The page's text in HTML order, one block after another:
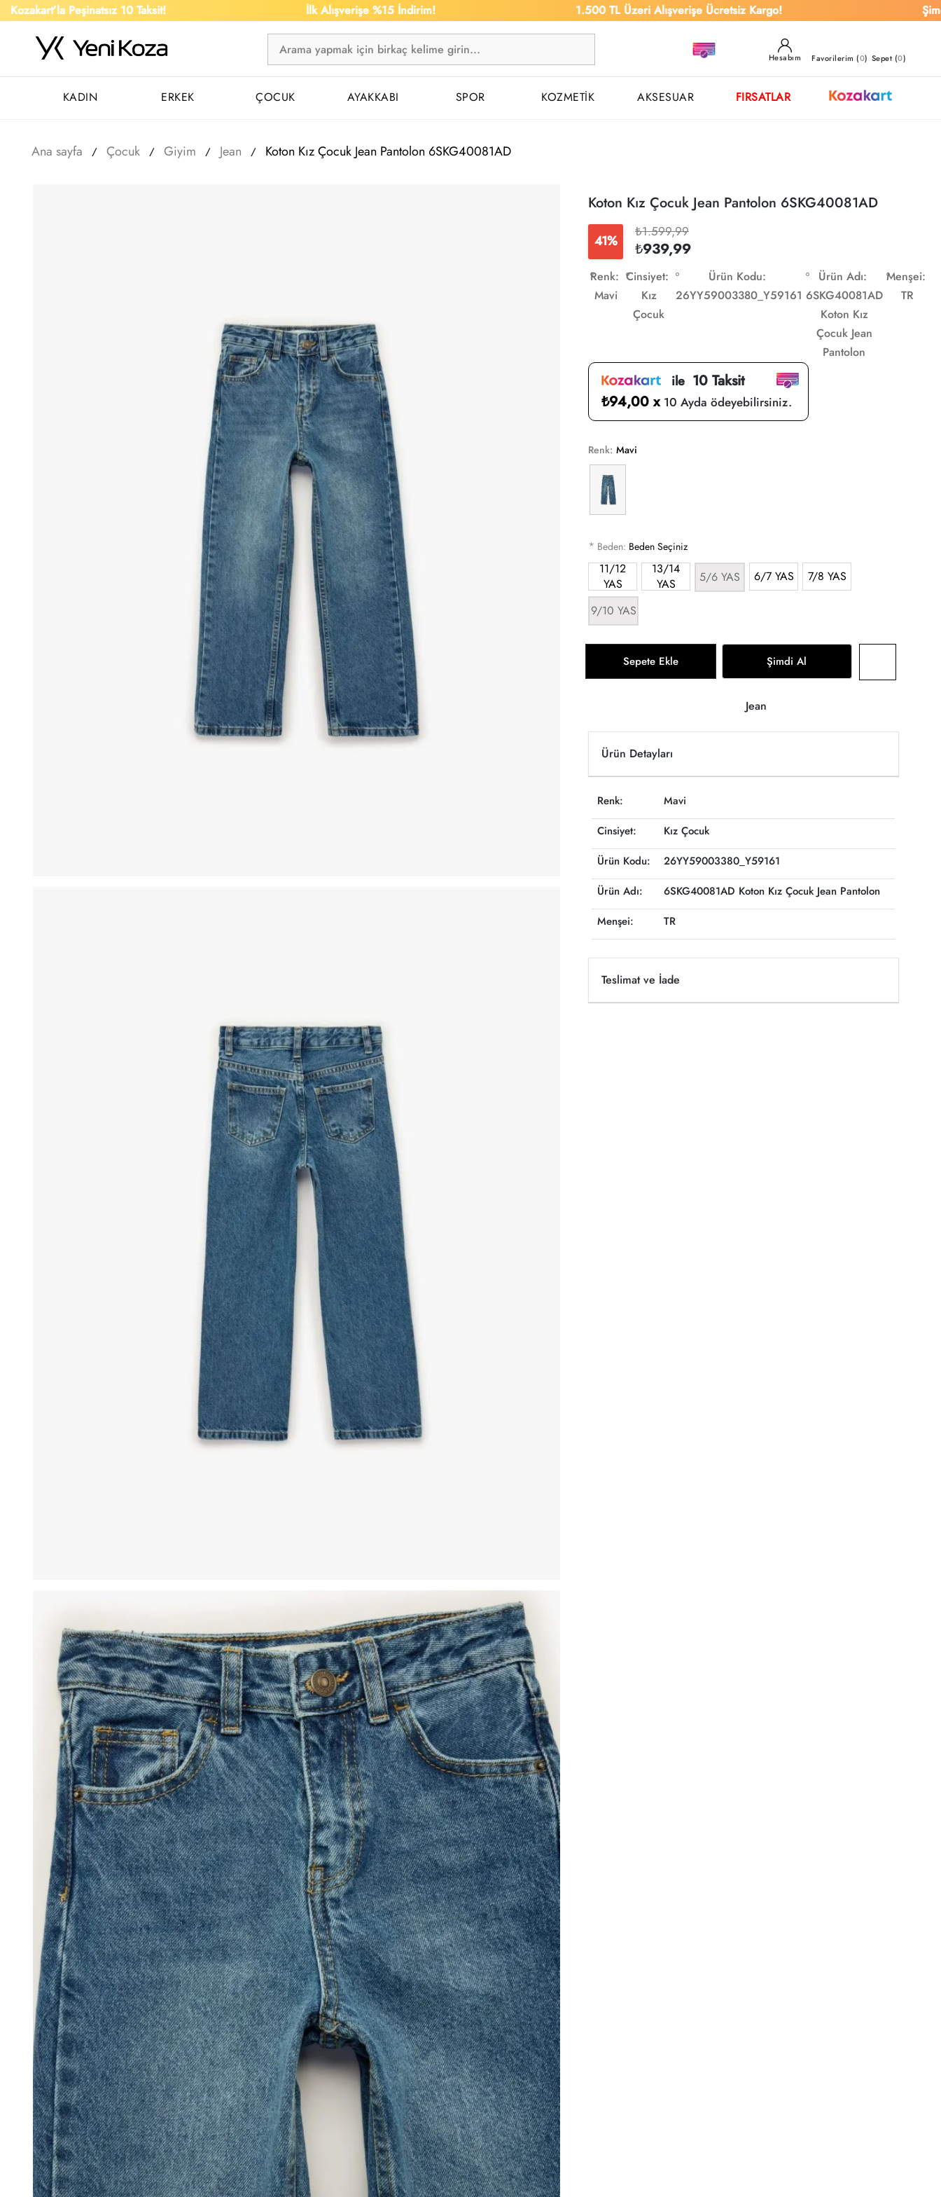
Peşinatsız 10 Taksit! İlk Alışverişe %15 İndirim! 1.500 TL Üzeri Alışverişe Ücretsiz Kargo! Şimdi Al,
Hesabım Favorilerim (0) Sepet (0)
KADIN ERKEK ÇOCUK AYAKKABI SPOR KOZMETİK AKSESUAR FIRSATLAR
Ana sayfa Çocuk Giyim Jean Koton Kız Çocuk Jean Pantolon 6SKG40081AD
Koton Kız Çocuk Jean Pantolon 6SKG40081AD
41%
₺1.599,99
₺939,99
Renk:
Mavi
Cinsiyet:
Kız
Çocuk
Ürün Kodu:
26YY59003380_Y59161
Ürün Adı:
6SKG40081AD
Koton Kız
Çocuk Jean
Pantolon
Menşei:
TR
ile10 Taksit
₺94,00 x 10 Ayda ödeyebilirsiniz.
Renk: Mavi
* Beden: Beden Seçiniz
11/12
YAS
13/14
YAS
5/6 YAS 6/7 YAS 7/8 YAS
9/10 YAS
Sepete Ekle Şimdi Al
Jean
Ürün Detayları
Renk:
Mavi
Cinsiyet:
Kız Çocuk
Ürün Kodu:
26YY59003380_Y59161
Ürün Adı:
6SKG40081AD Koton Kız Çocuk Jean Pantolon
Menşei:
TR
Teslimat ve İade